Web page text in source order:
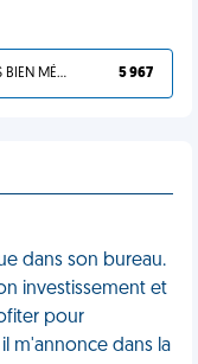
TU L'AS BIEN MÉRITÉ 5 967
dans son bureau.
investissement et
pour
m'annonce dans la